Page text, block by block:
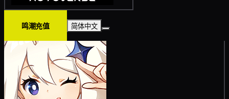
鸣潮充值 简体中文